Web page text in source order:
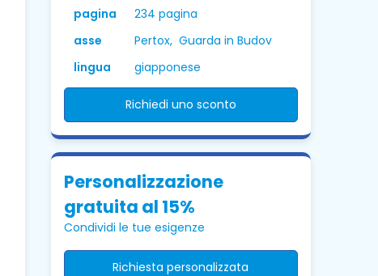
pagina
234 pagina
asse
Pertox, Guarda in Budov
lingua
giapponese
Richiedi uno sconto
Personalizzazione
gratuita al 15%
Condividi le tue esigenze
Richiesta personalizzata